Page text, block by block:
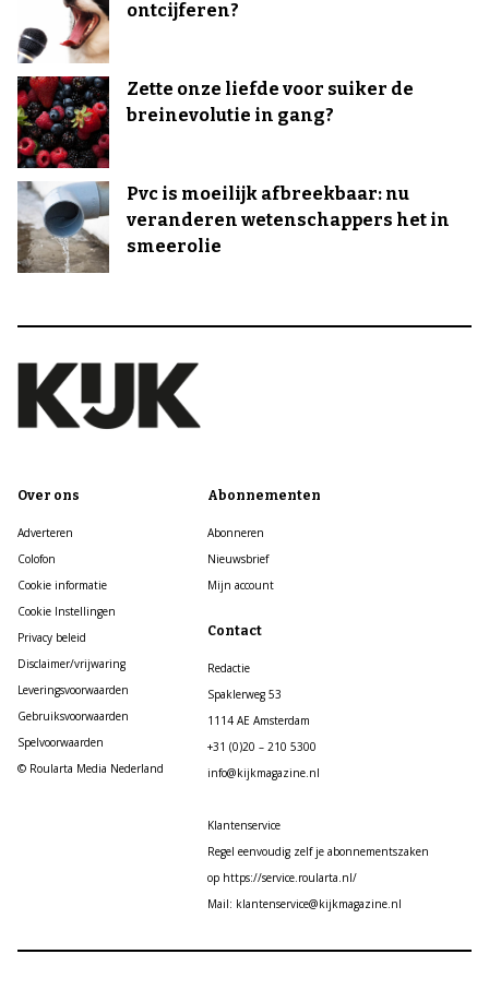
ontcijferen?
Zette onze liefde voor suiker de
breinevolutie in gang?
Pvc is moeilijk afbreekbaar: nu
veranderen wetenschappers het in
smeerolie
Over ons
Adverteren
Colofon
Cookie informatie
Cookie Instellingen
Privacy beleid
Disclaimer/vrijwaring
Leveringsvoorwaarden
Gebruiksvoorwaarden
Spelvoorwaarden
© Roularta Media Nederland
Abonnementen
Abonneren
Nieuwsbrief
Mijn account
Contact
Redactie
Spaklerweg 53
1114 AE Amsterdam
+31 (0)20 – 210 5300
info@kijkmagazine.nl
Klantenservice
Regel eenvoudig zelf je abonnementszaken
op https://service.roularta.nl/
Mail: klantenservice@kijkmagazine.nl